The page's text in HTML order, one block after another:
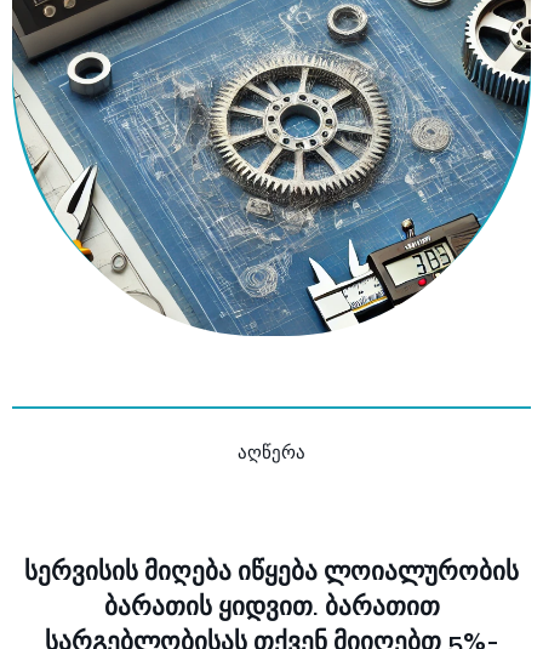
აღწერა
სერვისის მიღება იწყება ლოიალურობის
ბარათის ყიდვით. ბარათით
სარგებლობისას თქვენ მიიღებთ 5%-